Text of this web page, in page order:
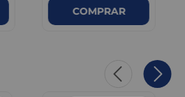
COMPRAR